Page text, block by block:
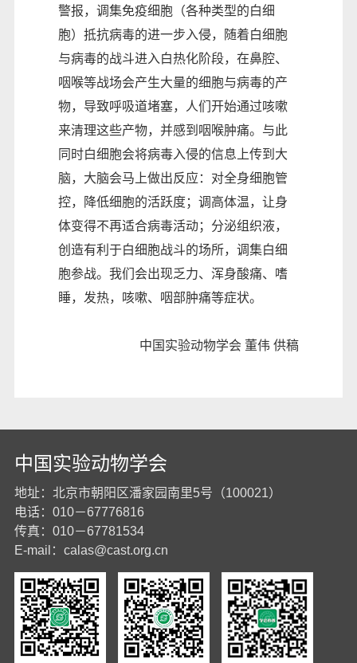
警报，调集免疫细胞（各种类型的白细
胞）抵抗病毒的进一步入侵，随着白细胞
与病毒的战斗进入白热化阶段，在鼻腔、
咽喉等战场会产生大量的细胞与病毒的产
物，导致呼吸道堵塞，人们开始通过咳嗽
来清理这些产物，并感到咽喉肿痛。与此
同时白细胞会将病毒入侵的信息上传到大
脑，大脑会马上做出反应：对全身细胞管
控，降低细胞的活跃度；调高体温，让身
体变得不再适合病毒活动；分泌组织液，
创造有利于白细胞战斗的场所，调集白细
胞参战。我们会出现乏力、浑身酸痛、嗜
睡，发热，咳嗽、咽部肿痛等症状。
中国实验动物学会 董伟 供稿
中国实验动物学会
地址：北京市朝阳区潘家园南里5号（100021）
电话：010－67776816
传真：010－67781534
E-mail： calas@cast.org.cn